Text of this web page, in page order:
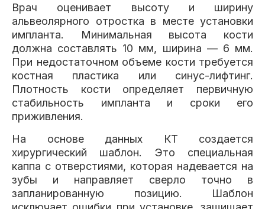
Врач оценивает высоту и ширину
альвеолярного отростка в месте установки
импланта. Минимальная высота кости
должна составлять 10 мм, ширина — 6 мм.
При недостаточном объеме кости требуется
костная пластика или синус-лифтинг.
Плотность кости определяет первичную
стабильность импланта и сроки его
приживления.
На основе данных КТ создается
хирургический шаблон. Это специальная
каппа с отверстиями, которая надевается на
зубы и направляет сверло точно в
запланированную позицию. Шаблон